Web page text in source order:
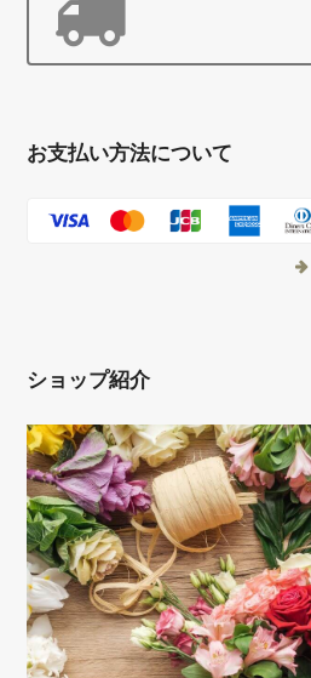
お支払い方法について
ショップ紹介